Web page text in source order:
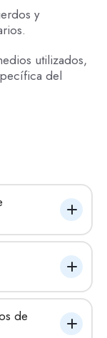
y
utilizados,
del
de